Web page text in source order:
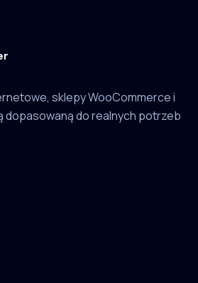
sklepy WooCommerce i
dopasowaną do realnych potrzeb